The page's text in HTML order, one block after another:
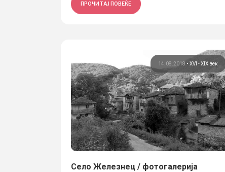
ПРОЧИТАЈ ПОВЕЌЕ
14.08.2018 •XVI - XIX век
Село Железнец / фотогалерија